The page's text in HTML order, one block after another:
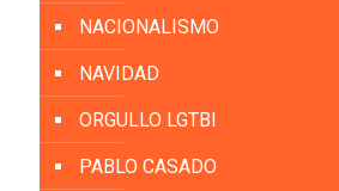
NACIONALISMO
NAVIDAD
ORGULLO LGTBI
PABLO CASADO